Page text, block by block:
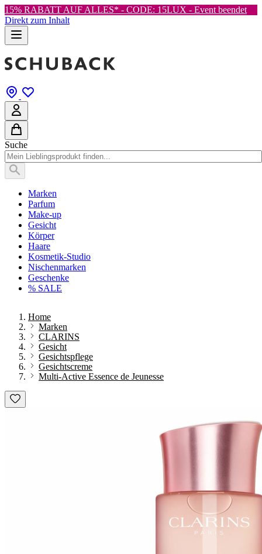
15% RABATT AUF ALLES* - CODE: 15LUX - Event beendet
Direkt zum Inhalt
Suche
Marken
Parfum
Make-up
Gesicht
Körper
Haare
Kosmetik-Studio
Nischenmarken
Geschenke
% SALE
Home
Marken
CLARINS
Gesicht
Gesichtspflege
Gesichtscreme
Multi-Active Essence de Jeunesse